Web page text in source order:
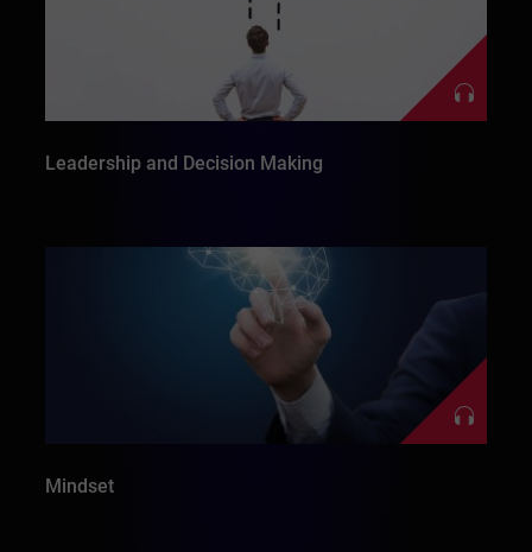
Leadership and Decision Making
Mindset